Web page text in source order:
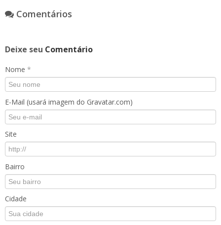
Comentários
Deixe seu Comentário
Nome *
E-Mail (usará imagem do Gravatar.com)
Site
Bairro
Cidade